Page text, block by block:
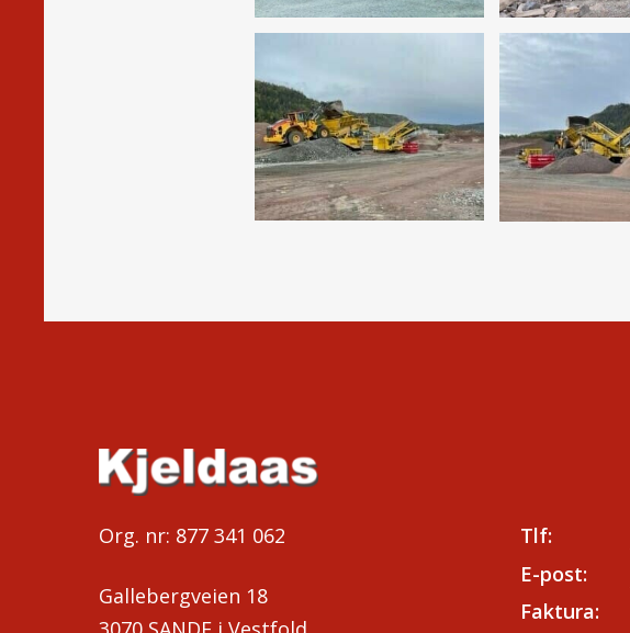
Org. nr: 877 341 062
Gallebergveien 18
Tlf:
E-post:
Faktura: